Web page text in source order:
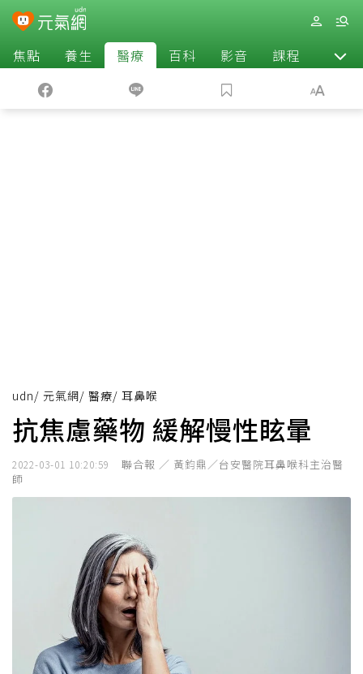
焦點 養生 醫療 百科 影音 課程 退休
udn/ 元氣網/ 醫療/ 耳鼻喉
抗焦慮藥物 緩解慢性眩暈
2022-03-01 10:20:59
聯合報 ／ 黃鈞鼎／台安醫院耳鼻喉科主治醫
師